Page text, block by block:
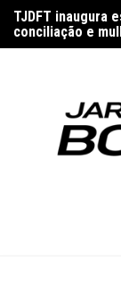
para
o
conciliação e
TJDFT condena
patrocinados